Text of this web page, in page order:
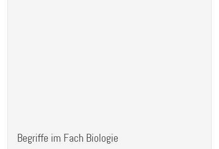
Begriffe im Fach Biologie